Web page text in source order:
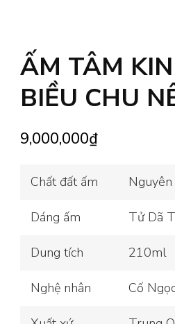
ẤM TÂM
BIỀU CHU
9,000,000₫
Chất đất ấm
Dáng ấm Tử Dã
Dung tích 210ml
Nghệ nhân Cố